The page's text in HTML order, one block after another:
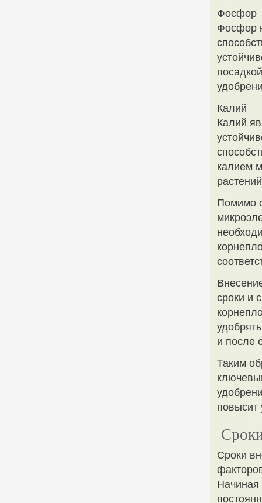
Фосфор
Фосфор
Калий
Калий
калием
Помимо
сроки и
и после
Таким
повысит
Сроки
Начиная